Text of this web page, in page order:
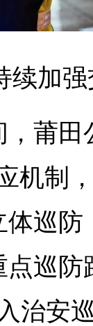
续加
莆田
机制
巡
点巡
治安